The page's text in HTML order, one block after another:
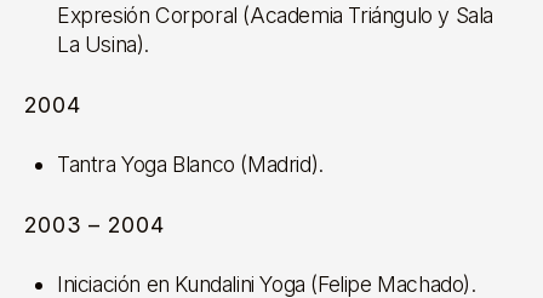
Expresión Corporal (Academia Triángulo y Sala
La Usina).
2004
Tantra Yoga Blanco (Madrid).
2003 – 2004
Iniciación en Kundalini Yoga (Felipe Machado).